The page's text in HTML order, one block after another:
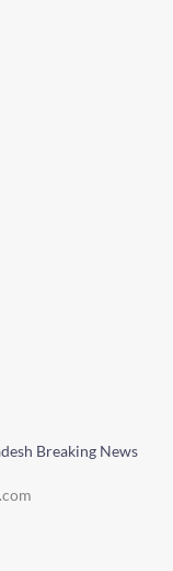
Breaking News